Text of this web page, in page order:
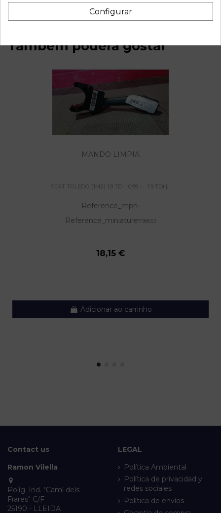
Também poderá gostar
MANDO LIMPIA
SEAT TOLEDO (1M2) 1.9 TDI | 0.99 - ... 1.9 TDI |...
Reference_mpn-
Reference_miniature798653
18,15 €
Adicionar ao carrinho
Contact us
Ramon Vilella
Políg. Ind. "Camí dels
Frares" C/F
25190 - LLEIDA
LEGAL
Política Ambiental
Política de privacidad y
redes sociales
Política de envíos
Configurar